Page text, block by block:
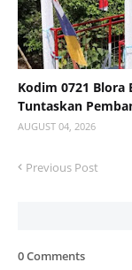
Kodim 0721 Blora
Tuntaskan
AUGUST 04, 2026
Previous Post
0 Comments